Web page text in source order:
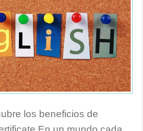
los beneficios de